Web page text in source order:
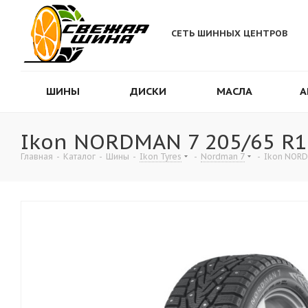
СЕТЬ ШИННЫХ ЦЕНТРОВ
ШИНЫ ДИСКИ МАСЛА
Ikon NORDMAN 7 205/65
Главная - Каталог - Шины - Ikon Tyres - Nordman 7 - Ikon